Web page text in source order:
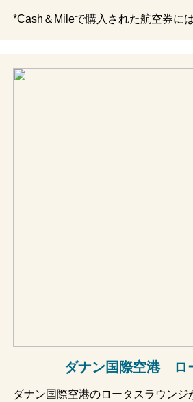
*Cash＆Mileで購入された航空券に
ダナン国際空港 ロ
ダナン国際空港のロータスラウン